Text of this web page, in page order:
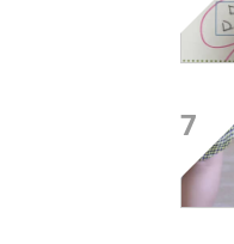
7